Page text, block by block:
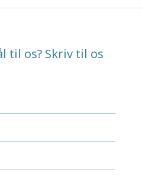
til os? Skriv til os